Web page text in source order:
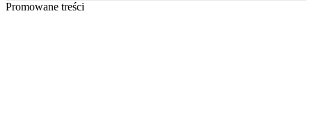
Promowane treści